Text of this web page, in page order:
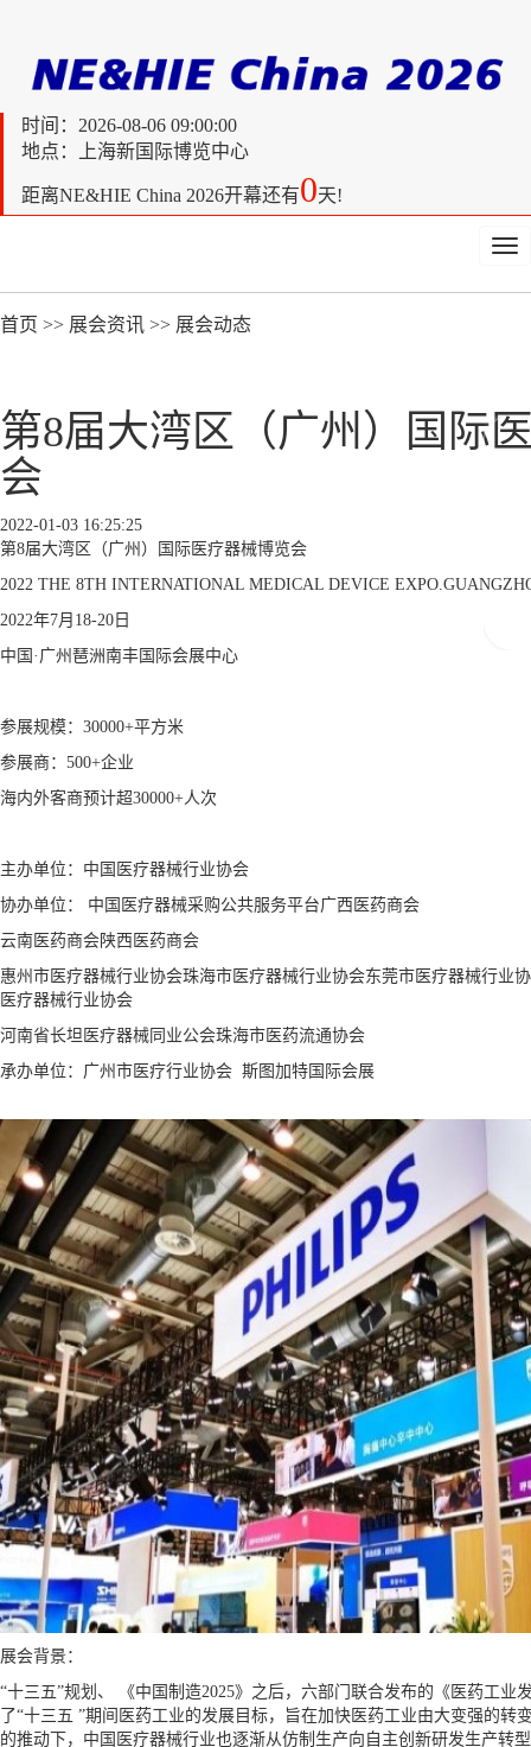
时间： 2026-08-06 09:00:00
地点：上海新国际博览中心
距离NE&HIE China 2026开幕还有0天!
首页 >> 展会资讯 >> 展会动态
第8届大湾区（广州）国际
会
2022-01-03 16:25:25
第8届大湾区（广州）国际医疗器械博览会
2022 THE 8TH INTERNATIONAL MEDICAL DEVICE
2022年7月18-20日
中国·广州琶洲南丰国际会展中心
参展规模：30000+平方米
参展商：500+企业
海内外客商预计超30000+人次
主办单位：中国医疗器械行业协会
协办单位： 中国医疗器械采购公共服务平台广西医药商会
云南医药商会陕西医药商会
惠州市医疗器械行业协会珠海市医疗器械行业协会东莞市医疗器械行业
医疗器械行业协会
河南省长坦医疗器械同业公会珠海市医药流通协会
承办单位：广州市医疗行业协会 斯图加特国际会展
展会背景：
“十三五”规划、 《中国制造2025》之后，六部门联合发布的《医药工业
了“十三五 ”期间医药工业的发展目标，旨在加快医药工业由大变强的转
的推动下，中国医疗器械行业也逐渐从仿制生产向自主创新研发生产转